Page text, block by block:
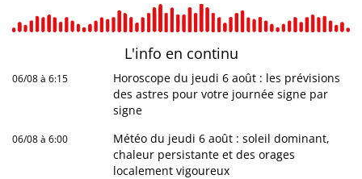
L'info en continu
06/08 à 6:15
Horoscope du jeudi 6 août : les prévisions
des astres pour votre journée signe par
signe
06/08 à 6:00
Météo du jeudi 6 août : soleil dominant,
chaleur persistante et des orages
localement vigoureux